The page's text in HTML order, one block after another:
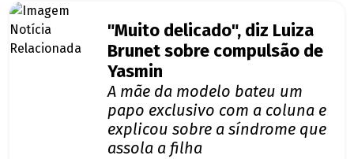
"Muito delicado", diz Luiza
Brunet sobre compulsão de
Yasmin
A mãe da modelo bateu um
papo exclusivo com a coluna e
explicou sobre a síndrome que
assola a filha